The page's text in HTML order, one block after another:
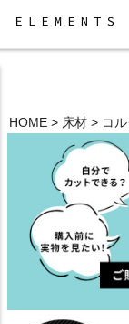
夏季
HOME 床材 コ